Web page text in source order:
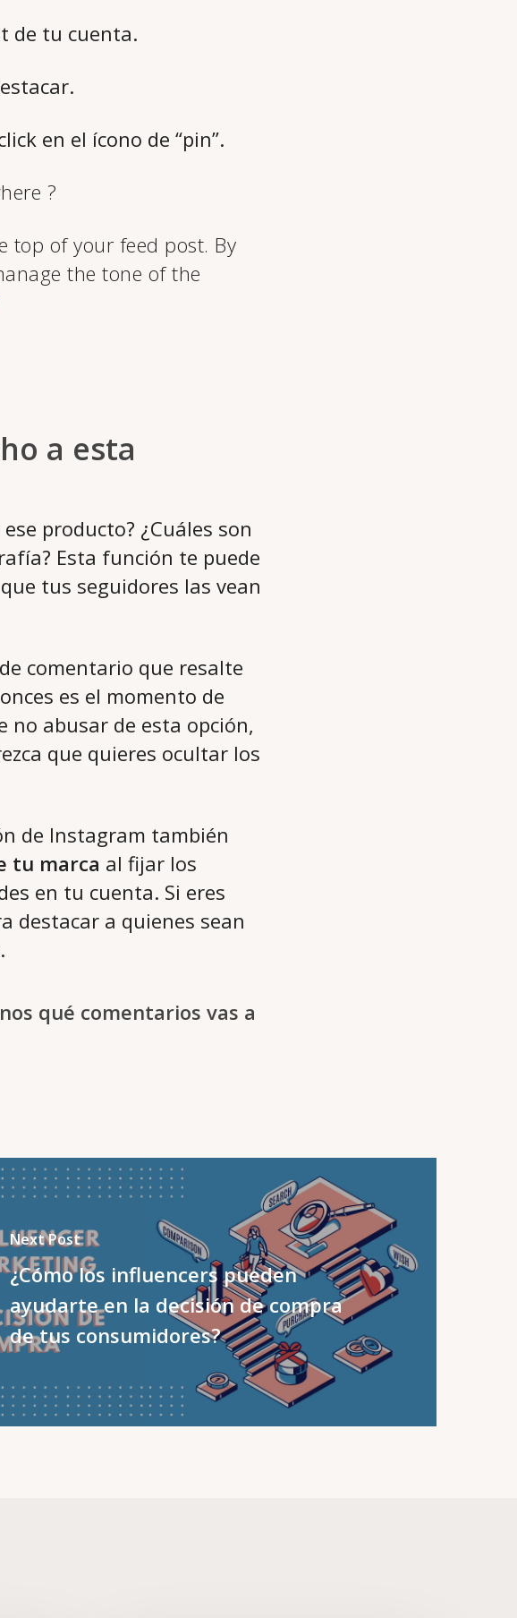
de tu cuenta.
en el ícono de “pin”.
?
top of your feed post. By
the tone of the
a esta
producto? ¿Cuáles son
Esta función te puede
tus seguidores las vean
comentario que resalte
es el momento de
abusar de esta opción,
que quieres ocultar los
de Instagram también
tu marca al fijar los
en tu cuenta. Si eres
destacar a quienes sean
qué comentarios vas a
Next Post
¿Cómo los influencers pueden
ayudarte en la decisión de compra
de tus consumidores?